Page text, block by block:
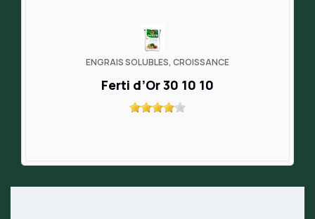
ENGRAIS SOLUBLES, CROISSANCE
Ferti d’Or 30 10 10